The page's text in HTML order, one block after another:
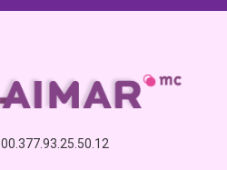
00.377.93.25.50.12